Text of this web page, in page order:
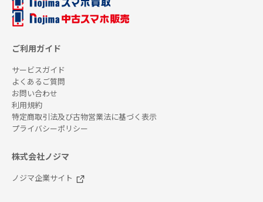
ご利用ガイド
サービスガイド
よくあるご質問
お問い合わせ
利用規約
特定商取引法及び古物営業法に基づく表示
プライバシーポリシー
株式会社ノジマ
ノジマ企業サイト